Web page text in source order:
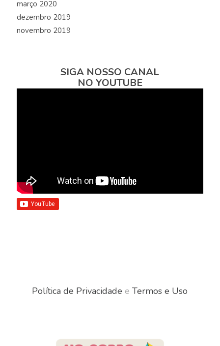
março 2020
dezembro 2019
novembro 2019
SIGA NOSSO CANAL
NO YOUTUBE
Política de Privacidade eTermos e Uso